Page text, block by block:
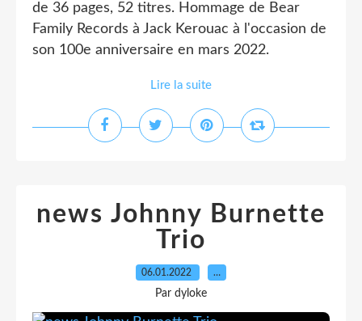
de 36 pages, 52 titres. Hommage de Bear
Family Records à Jack Kerouac à l'occasion de
son 100e anniversaire en mars 2022.
Lire la suite
news Johnny Burnette
Trio
06.01.2022 …
Par dyloke